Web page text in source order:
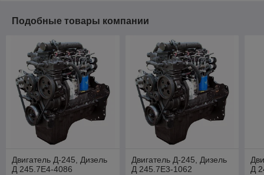
Подобные товары компании
Двигатель Д-245, Дизель
Д 245.7Е4-4086
Двигатель Д-245, Дизель
Д 245.7Е3-1062
Д